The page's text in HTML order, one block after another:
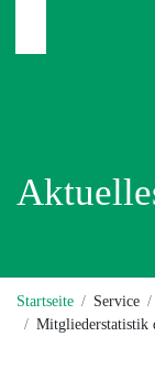
Startseite Service
Mitgliederstatistik